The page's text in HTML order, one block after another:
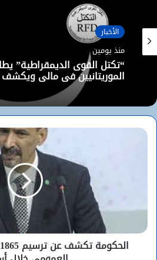
الأخبار
منذ يومين
“تكتل القوى الديمقراطية”
الموريتانيين في مالي